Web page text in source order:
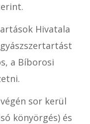
Hivatala
a Bíborosi
sor kerül
könyörgés) és